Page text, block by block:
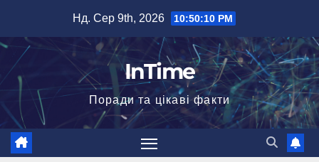
вмісту
Нд. Сер 9th, 2026 10:50:11 PM
InTime
Поради та цікаві факти